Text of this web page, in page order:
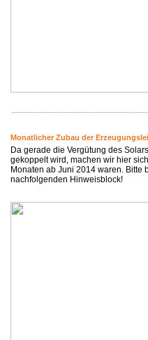
Monatlicher Zubau der
Da gerade die Vergütung des
gekoppelt wird, machen wir hier
Monaten ab Juni 2014 waren. Bitte
nachfolgenden Hinweisblock!